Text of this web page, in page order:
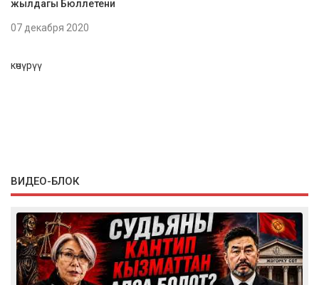
жылдагы Бюллетени
07 декабря 2020
көчүрүү
ВИДЕО-БЛОК